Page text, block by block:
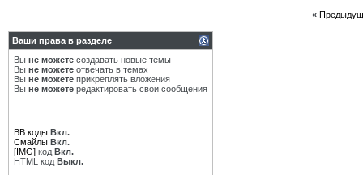
«
Ваши права в разделе
Вы не можете создавать новые темы
Вы не можете отвечать в темах
Вы не можете прикреплять вложения
Вы не можете редактировать свои сообщения
BB коды Вкл.
Смайлы Вкл.
[IMG] код Вкл.
HTML код Выкл.